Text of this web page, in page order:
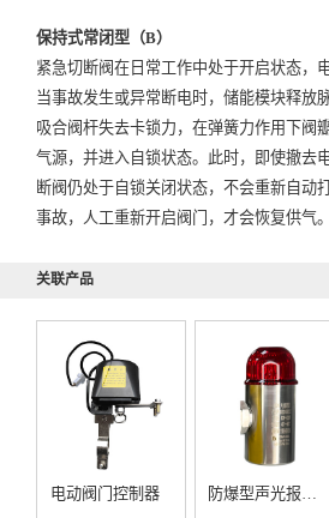
保持式常闭型（B）
紧急切断阀在日常工作中处于开启状态，
当事故发生或异常断电时，储能模块释放
吸合阀杆失去卡锁力，在弹簧力作用下阀
气源，并进入自锁状态。此时，即使撤去
断阀仍处于自锁关闭状态，不会重新自动
事故，人工重新开启阀门，才会恢复供气。
关联产品
电动阀门控制器